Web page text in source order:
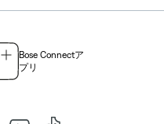
Bose Connectア
プリ